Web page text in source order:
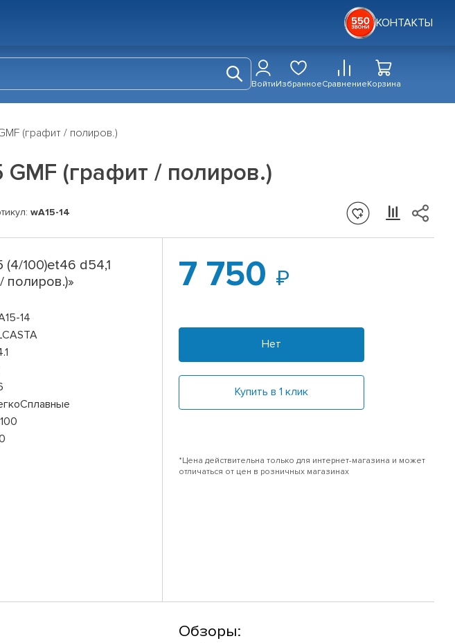
КОНТАКТЫ
ВойтиИзбранноеСравнениеКорзина
(графит / полиров.)
GMF (графит / полиров.)
wA15-14
(4/100)et46 d54,1
полиров.)»
14
7 750
Нет
Купить в 1 клик
*Цена действительна только для интернет-магазина и может
отличаться от цен в розничных магазинах
Обзоры: